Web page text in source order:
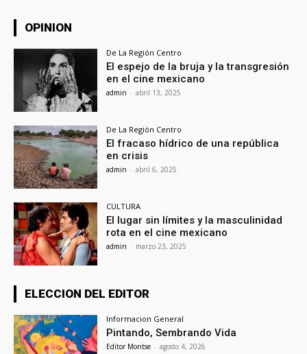
OPINION
De La Región Centro
El espejo de la bruja y la transgresión
en el cine mexicano
admin - abril 13, 2025
De La Región Centro
El fracaso hídrico de una república
en crisis
admin - abril 6, 2025
CULTURA
El lugar sin límites y la masculinidad
rota en el cine mexicano
admin - marzo 23, 2025
ELECCION DEL EDITOR
Informacion General
Pintando, Sembrando Vida
Editor Montse - agosto 4, 2026